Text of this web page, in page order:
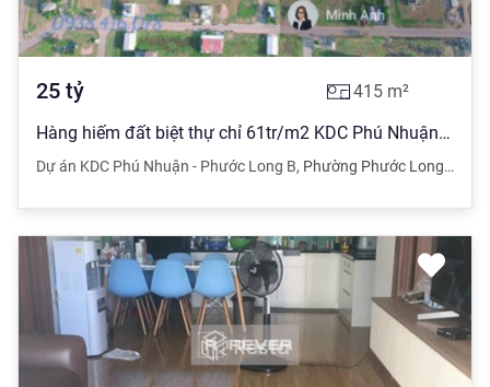
25 tỷ 415 m²
Hàng hiếm đất biệt thự chỉ 61tr/m2 KDC Phú Nhuận. Giá ngon cho khách đầu tư
Dự án KDC Phú Nhuận - Phước Long B, Phường Phước Long B